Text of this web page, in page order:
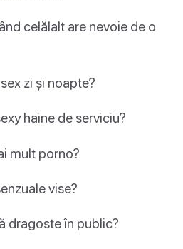
celălalt are nevoie de o
zi și noapte?
haine de serviciu?
mult porno?
vise?
dragoste în public?